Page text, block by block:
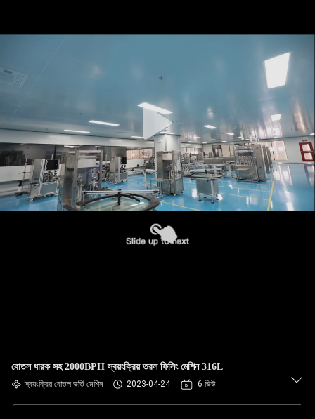
বোতল ধারক সহ 2000BPH স্বয়ংক্রিয় তরল ফিলিং মেশিন 316L
স্বয়ংক্রিয় বোতল ভর্তি মেশিন 2023-04-24 6 ভিউ